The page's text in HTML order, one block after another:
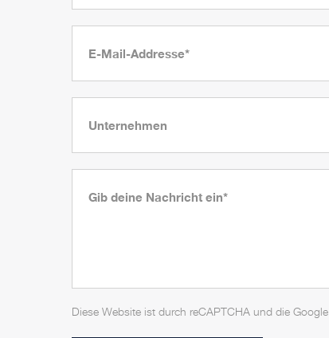
Diese Website ist durch reCAPTCHA und die Google